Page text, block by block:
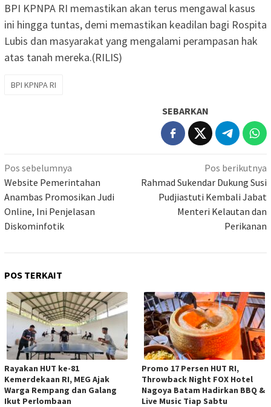
BPI KPNPA RI memastikan akan terus mengawal kasus
ini hingga tuntas, demi memastikan keadilan bagi Rospita
Lubis dan masyarakat yang mengalami perampasan hak
atas tanah mereka.(RILIS)
BPI KPNPA RI
SEBARKAN
Navigasi
pos
Pos sebelumnya
Website Pemerintahan
Anambas Promosikan Judi
Online, Ini Penjelasan
Diskominfotik
Pos berikutnya
Rahmad Sukendar Dukung Susi
Pudjiastuti Kembali Jabat
Menteri Kelautan dan
Perikanan
POS TERKAIT
Rayakan HUT ke-81
Kemerdekaan RI, MEG Ajak
Warga Rempang dan Galang
Ikut Perlombaan
Promo 17 Persen HUT RI,
Throwback Night FOX Hotel
Nagoya Batam Hadirkan BBQ &
Live Music Tiap Sabtu